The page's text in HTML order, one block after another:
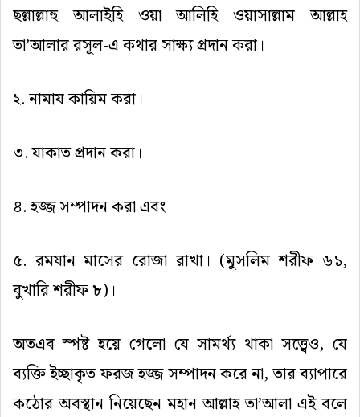
ছল্লাল্লাহু আলাইহি ওয়া আলিহি ওয়াসাল্লাম আল্লাহ
তা’আলাররসূল-একথারসাক্ষ্যপ্রদানকরা।
২.নামাযকায়িমকরা।
৩.যাকাতপ্রদানকরা।
৪.হজ্জসম্পাদনকরাএবং
৫.রমযান মাসের রোজা রাখা। (মুসলিম শরীফ ৬১,
বুখারিশরীফ৮) ।
অতএব স্পষ্ট হয়ে গেলো যে সামর্থ্য থাকা সত্ত্বেও, যে
ব্যক্তিইচ্ছাকৃতফরজহজ্জসম্পাদনকরেনা,তারব্যাপারে
কঠোর অবস্থান নিয়েছেন মহান আল্লাহ তা’আলা এই বলে